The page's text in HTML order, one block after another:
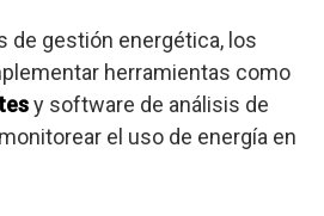
de gestión energética, los
herramientas como
y software de análisis de
el uso de energía en